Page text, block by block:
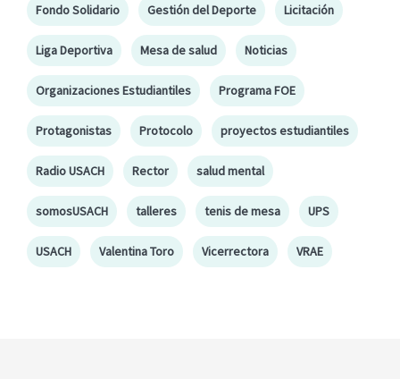
Fondo Solidario Gestión del Deporte Licitación
Liga Deportiva Mesa de salud Noticias
Organizaciones Estudiantiles Programa FOE
Protagonistas Protocolo proyectos estudiantiles
Radio USACH Rector salud mental
somosUSACH talleres tenis de mesa UPS
USACH Valentina Toro Vicerrectora VRAE